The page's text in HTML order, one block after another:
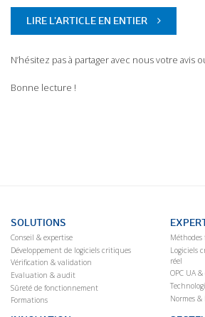
LIRE L’ARTICLE EN ENTIER
N’hésitez pas à partager avec nous votre avis
Bonne lecture !
SOLUTIONS
Conseil & expertise
Développement de logiciels critiques
Vérification & validation
Evaluation & audit
Sûreté de fonctionnement
Formations
Méthodes
Logiciels
réel
OPC UA
Normes &